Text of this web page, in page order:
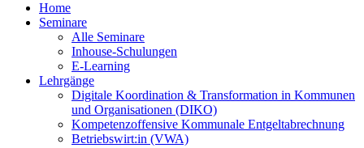
Home
Seminare
Alle Seminare
Inhouse-Schulungen
E-Learning
Lehrgänge
Digitale Koordination & Transformation in Kommunen
und Organisationen (DIKO)
Kompetenzoffensive Kommunale Entgeltabrechnung
Betriebswirt:in (VWA)